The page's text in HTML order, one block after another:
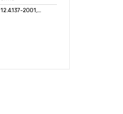
12.4.137-2001,...